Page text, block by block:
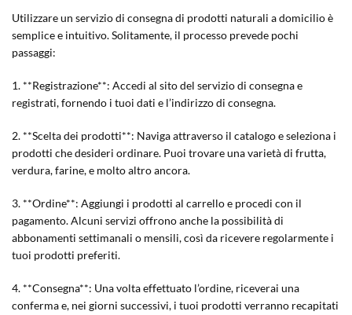
Utilizzare un servizio di consegna di prodotti naturali a domicilio è
semplice e intuitivo. Solitamente, il processo prevede pochi
passaggi:
1. **Registrazione**: Accedi al sito del servizio di consegna e
registrati, fornendo i tuoi dati e l’indirizzo di consegna.
2. **Scelta dei prodotti**: Naviga attraverso il catalogo e seleziona i
prodotti che desideri ordinare. Puoi trovare una varietà di frutta,
verdura, farine, e molto altro ancora.
3. **Ordine**: Aggiungi i prodotti al carrello e procedi con il
pagamento. Alcuni servizi offrono anche la possibilità di
abbonamenti settimanali o mensili, così da ricevere regolarmente i
tuoi prodotti preferiti.
4. **Consegna**: Una volta effettuato l’ordine, riceverai una
conferma e, nei giorni successivi, i tuoi prodotti verranno recapitati